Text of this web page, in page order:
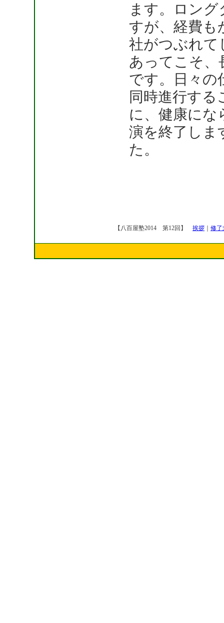
ます。ロン
すが、経費も
社がつぶれて
あってこそ、
です。日々の
同時進行す
に、健康にな
演を終了しま
た。
【八百屋塾2014 第12回】 挨拶 修了